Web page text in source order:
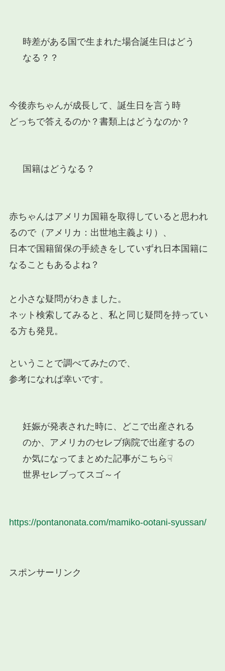
時差がある国で生まれた場合誕生日はどう
なる？？
今後赤ちゃんが成長して、誕生日を言う時
どっちで答えるのか？書類上はどうなのか？
国籍はどうなる？
赤ちゃんはアメリカ国籍を取得していると思われ
るので（アメリカ：出世地主義より）、
日本で国籍留保の手続きをしていずれ日本国籍に
なることもあるよね？
と小さな疑問がわきました。
ネット検索してみると、私と同じ疑問を持ってい
る方も発見。
ということで調べてみたので、
参考になれば幸いです。
妊娠が発表された時に、どこで出産される
のか、アメリカのセレブ病院で出産するの
か気になってまとめた記事がこちら☟
世界セレブってスゴ～イ
https://pontanonata.com/mamiko-ootani-syussan/
スポンサーリンク